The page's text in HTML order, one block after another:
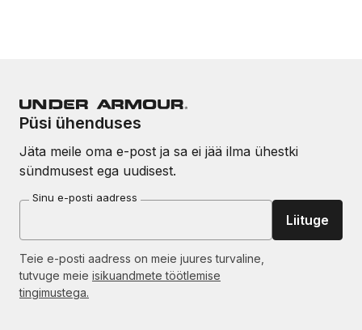
Püsi ühenduses
Jäta meile oma e-post ja sa ei jää ilma ühestki
sündmusest ega uudisest.
Sinu e-posti aadress
Liituge
Teie e-posti aadress on meie juures turvaline,
tutvuge meie isikuandmete töötlemise
tingimustega.